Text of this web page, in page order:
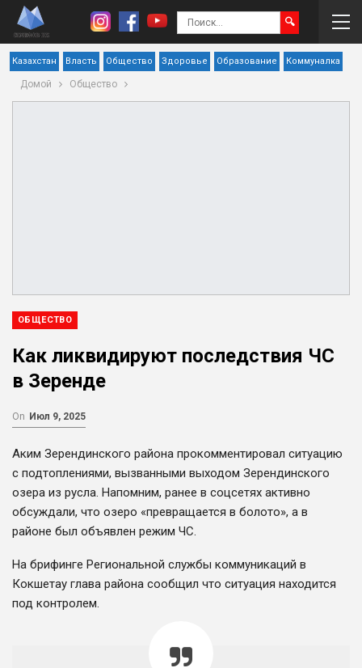
Казахстан Власть Общество Здоровье Образование Коммуналка
Домой Общество
ОБЩЕСТВО
Как ликвидируют последствия ЧС
в Зеренде
On Июл 9, 2025
Аким Зерендинского района прокомментировал ситуацию
с подтоплениями, вызванными выходом Зерендинского
озера из русла. Напомним, ранее в соцсетях активно
обсуждали, что озеро «превращается в болото», а в
районе был объявлен режим ЧС.
На брифинге Региональной службы коммуникаций в
Кокшетау глава района сообщил что ситуация находится
под контролем.